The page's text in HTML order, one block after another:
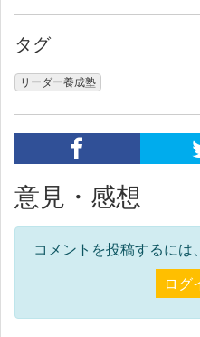
タグ
リーダー養成塾
意見・感想
コメントを投稿するには
ログ